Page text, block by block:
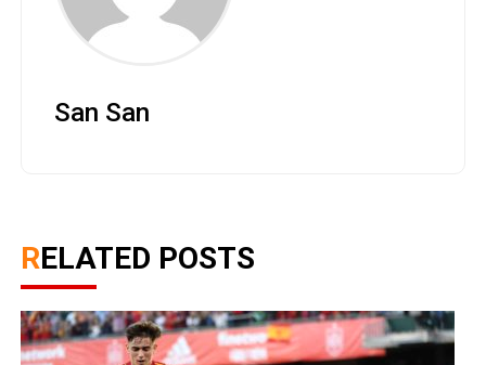
San San
RELATED POSTS